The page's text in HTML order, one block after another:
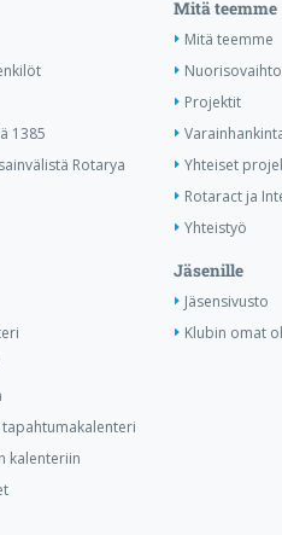
1385
Rotarya
Mitä teemme
Mitä teemme
Nuorisovaihto
Projektit
Yhteiset
Rotaract ja
Yhteistyö
kalenteriin
Jäsenille
Jäsensivusto
Klubin omat